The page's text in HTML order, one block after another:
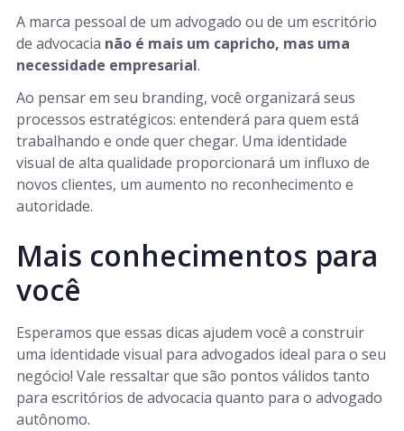
A marca pessoal de um advogado ou de um escritório
de advocacia não é mais um capricho, mas uma
necessidade empresarial.
Ao pensar em seu branding, você organizará seus
processos estratégicos: entenderá para quem está
trabalhando e onde quer chegar. Uma identidade
visual de alta qualidade proporcionará um influxo de
novos clientes, um aumento no reconhecimento e
autoridade.
Mais conhecimentos para
você
Esperamos que essas dicas ajudem você a construir
uma identidade visual para advogados ideal para o seu
negócio! Vale ressaltar que são pontos válidos tanto
para escritórios de advocacia quanto para o advogado
autônomo.